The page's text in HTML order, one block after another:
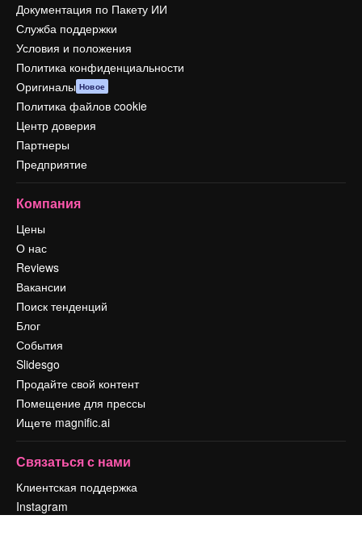
Документация по Пакету ИИ
Служба поддержки
Условия и положения
Политика конфиденциальности
Оригиналы Новое
Политика файлов cookie
Центр доверия
Партнеры
Предприятие
Компания
Цены
О нас
Reviews
Вакансии
Поиск тенденций
Блог
События
Slidesgo
Продайте свой контент
Помещение для прессы
Ищете magnific.ai
Связаться с нами
Клиентская поддержка
Instagram